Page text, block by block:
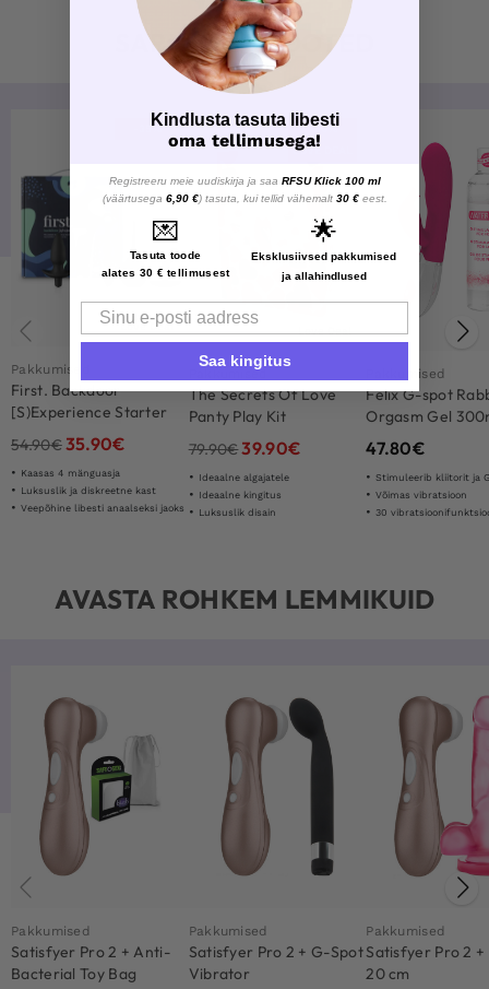
SARNASED TOOTED
-35%
Love Deal
Pakkumised
First. Backdoor
[S)Experience Starter
54.90€35.90€
Kaasas 4 mänguasja
Luksuslik ja diskreetne kast
Veepõhine libesti anaalseksi jaoks
-50%
LOVE DEAL
Love Deal
Pakkumised
The Secrets Of Love
Panty Play Kit
79.90€39.90€
Ideaalne algajatele
Ideaalne kingitus
Luksuslik disain
Pakkumised
Felix G-spot
Orgasm Gel
47.80€
Stimuleerib kliitorit ja
Võimas vibratsioon
30
AVASTA ROHKEM LEMMIKUID
Pakkumised
Satisfyer Pro 2 + Anti-
Bacterial Toy Bag
Pakkumised
Satisfyer Pro 2 + G-Spot
Vibrator
Pakkumised
Satisfyer Pro 2 +
20 cm
Kindlusta tasuta libesti
oma tellimusega!
Registreeru meie uudiskirja ja saa RFSU Klick 100 ml
(väärtusega 6,90 €) tasuta, kui tellid vähemalt 30 €eest.
💌
Tasuta toode
alates 30 € tellimusest
🌟
Eksklusiivsed pakkumised
ja allahindlused
Email
Saa kingitus